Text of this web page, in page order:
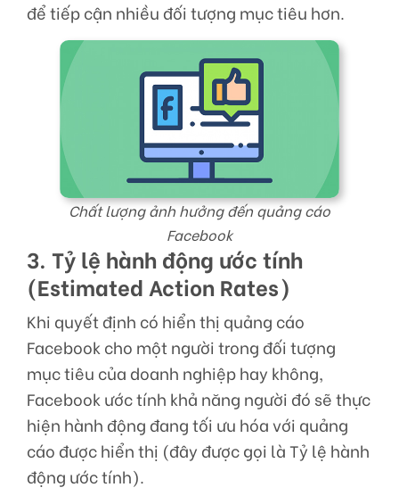
để tiếp cận nhiều đối tượng mục tiêu hơn.
Chất lượng ảnh hưởng đến quảng cáo
Facebook
3. Tỷ lệ hành động ước tính
(Estimated Action Rates)
Khi quyết định có hiển thị quảng cáo
Facebook cho một người trong đối tượng
mục tiêu của doanh nghiệp hay không,
Facebook ước tính khả năng người đó sẽ thực
hiện hành động đang tối ưu hóa với quảng
cáo được hiển thị (đây được gọi là Tỷ lệ hành
động ước tính).